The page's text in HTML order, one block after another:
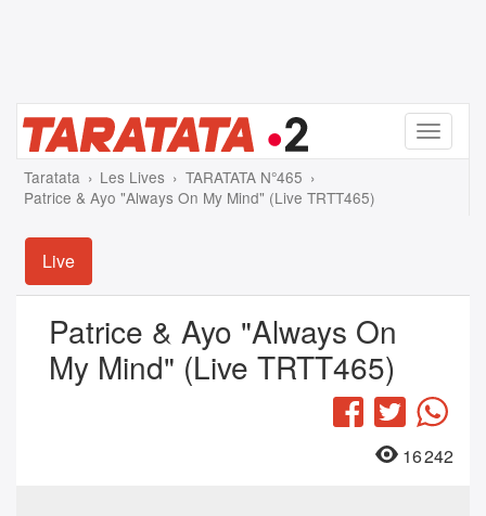
Menu
Taratata Les Lives
TARATATA N°465
Patrice & Ayo "Always On My Mind" (Live TRTT465)
Live
Patrice & Ayo "Always On
My Mind" (Live TRTT465)
Facebook
Twitter
16 242